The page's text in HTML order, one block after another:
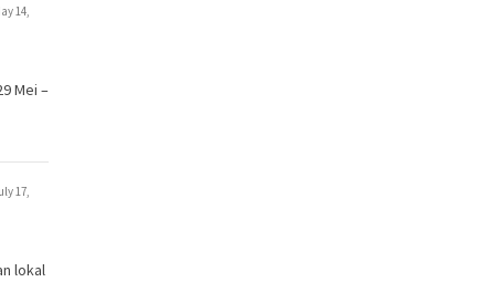
14,
Mei –
17,
lokal